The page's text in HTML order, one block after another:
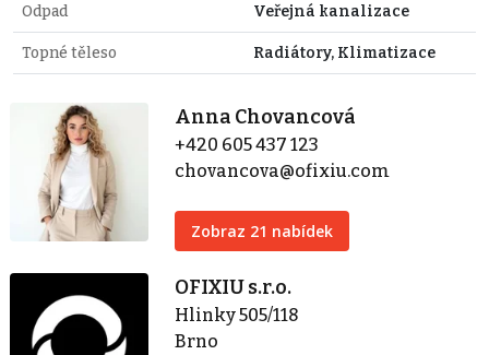
Odpad Veřejná kanalizace
Topné těleso Radiátory, Klimatizace
Anna Chovancová
+420 605 437 123
chovancova@ofixiu.com
Zobraz 21 nabídek
OFIXIU s.r.o.
Hlinky 505/118
Brno